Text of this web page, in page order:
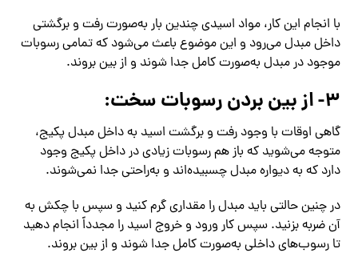
با انجام این کار، مواد اسیدی چندین بار به‌صورت رفت‌ و برگشتی
داخل مبدل می‌رود و این موضوع باعث می‌شود که تمامی رسوبات
موجود در مبدل به‌صورت کامل جدا شوند و از بین بروند.
۳- از بین بردن رسوبات سخت:
گاهی اوقات با وجود رفت و برگشت اسید به داخل مبدل پکیج،
متوجه می‌شوید که باز هم رسوبات زیادی در داخل پکیج وجود
دارد که به دیواره مبدل چسبیده‌اند و به‌راحتی جدا نمی‌شوند.
در چنین حالتی باید مبدل را مقداری گرم کنید و سپس با چکش به
آن ضربه بزنید. سپس کار ورود و خروج اسید را مجدداً انجام دهید
تا رسوب‌های داخلی به‌صورت کامل جدا شوند و از بین بروند.